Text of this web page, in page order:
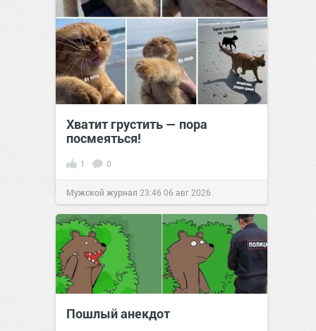
Хватит грустить — пора
посмеяться!
1 0
Мужской журнал 23:4606 авг 2026
Пошлый анекдот